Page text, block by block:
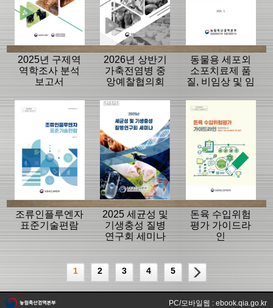
2025년 구제역
역학조사 분석
보고서
2026년 상반기
가축전염병 중
앙예찰협의회
동물용 세포외
소포치료제 품
질, 비임상 및 임
라인
조류인플루엔자
표준기술편람
2025 세균성 및
기생충성 질병
연구회 세미나
돈육 수입위험
평가 가이드라
인
1 2 3 4 5
PC/모바일웹 : ebook.qia.go.kr